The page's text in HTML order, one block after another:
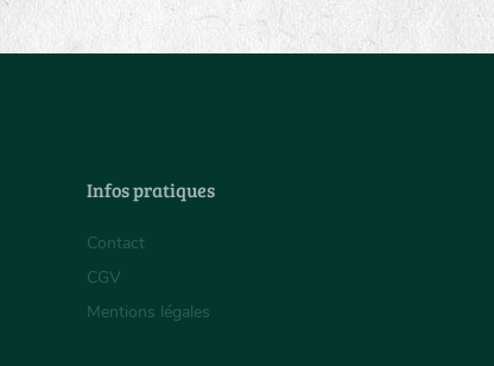
Infos pratiques
Contact
CGV
Mentions légales